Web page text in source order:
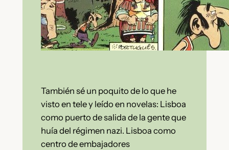
También sé un poquito de lo que he
visto en tele y leído en novelas: Lisboa
como puerto de salida de la gente que
huía del régimen nazi. Lisboa como
centro de embajadores